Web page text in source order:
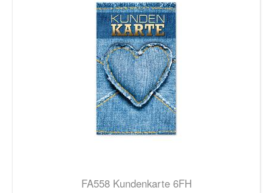
FA558 Kundenkarte 6FH